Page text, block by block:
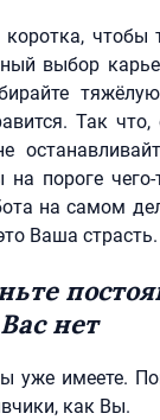
чтобы
выбор
Так что,
пороге чего-
на самом
Ваша страсть.
нет
уже имеете.
как Вы.